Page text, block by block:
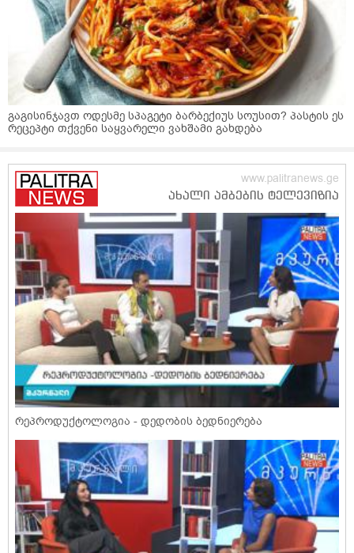
გაგისინჯავთ ოდესმე სპაგეტი ბარბექიუს სოუსით? პასტის ეს
რეცეპტი თქვენი საყვარელი ვახშამი გახდება
რეპროდუქტოლოგია - დედობის ბედნიერება